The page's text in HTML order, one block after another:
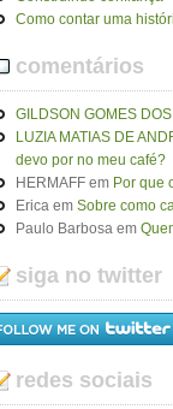
Como contar uma
comentários
GILDSON GOMES
LUZIA MATIAS DE
devo por no meu café?
HERMAFF em Por que
Erica em Sobre como
Paulo Barbosa em
siga no twitter
redes sociais